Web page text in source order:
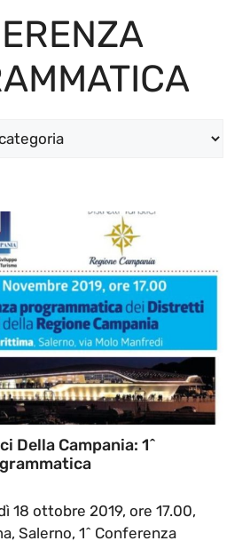
Della Campania: 1^
18 ottobre 2019, ore 17.00,
Salerno, 1^ Conferenza